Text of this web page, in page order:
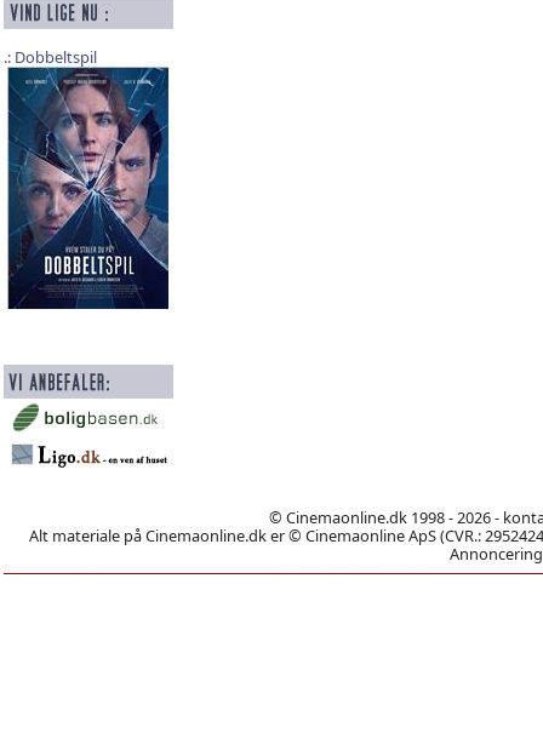
Dobbeltspil
© Cinemaonline.dk 1998 - 2026 -
Alt materiale på Cinemaonline.dk er © Cinemaonline ApS (CVR.: